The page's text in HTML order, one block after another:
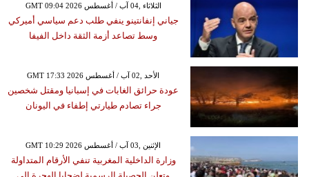
GMT 09:04 2026 الثلاثاء ,04 آب / أغسطس
جياني إنفانتينو ينفي طلب دعم سياسي أميركي
وسط تصاعد أزمة الثقة داخل الفيفا
GMT 17:33 2026 الأحد ,02 آب / أغسطس
عودة حرائق الغابات في إسبانيا ومقتل شخصين
جراء تصادم طيارتي إطفاء في اليونان
GMT 10:29 2026 الإثنين ,03 آب / أغسطس
وزارة الداخلية المغربية تنفي الأرقام المتداولة